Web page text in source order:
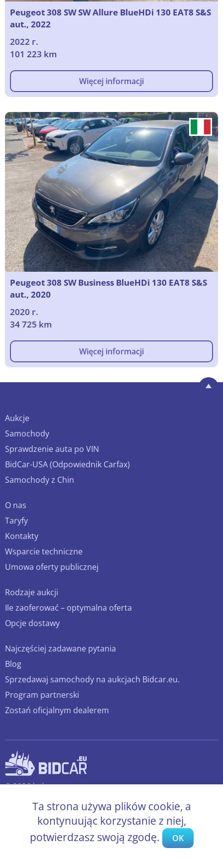
Peugeot 308 SW SW Allure BlueHDi 130 EAT8 S&S
aut., 2022
2022 г.
101 223 km
Więcej informacji
Peugeot 308 SW Business BlueHDi 130 EAT8 S&S
aut., 2020
2020 г.
34 725 km
Więcej informacji
Aukcje
Samochody
Sprawdzenie auta po VIN
BidCar-USA (Odpowiednik Carfax)
Samochody z Chin
O nas
Taryfy
Kontakty
Wsparcie techniczne
Umowa oferty publicznej
Rodzaje aukcji
Ile zaoferować – optymalna oferta
Opcje dostawy
Najczęściej zadawane pytania
Blog
Sprzedawaj samochody na aukcjach Bidcar.eu.
Program partnerski
Zostań oficjalnym dealerem
© 2026 bidcar.eu
Ta strona używa plików cookie, a
kontynuując korzystanie z niej,
potwierdzasz swoją zgodę.
OK